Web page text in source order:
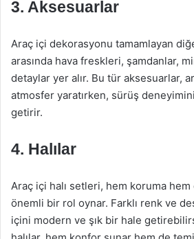
3. Aksesuarlar
Araç içi dekorasyonu tamamlayan
arasında hava freskleri, şamdanlar,
detaylar yer alır. Bu tür aksesuarlar,
atmosfer yaratırken, sürüş
getirir.
4. Halılar
Araç içi halı setleri, hem koruma
önemli bir rol oynar. Farklı renk ve
içini modern ve şık bir hale